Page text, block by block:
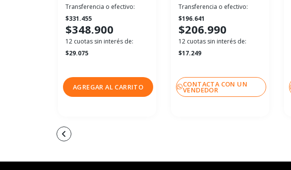
Transferencia o efectivo:
$331.455
$348.900
12 cuotas sin interés de:
$29.075
AGREGAR AL CARRITO
Transferencia o efectivo:
$196.641
$206.990
12 cuotas sin interés de:
$17.249
CONTACTA CON UN
VENDEDOR